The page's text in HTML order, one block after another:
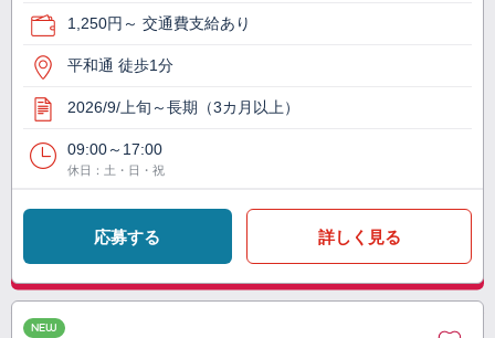
1,250円～ 交通費支給あり
平和通 徒歩1分
2026/9/上旬～長期（3カ月以上）
09:00～17:00
休日：土・日・祝
応募する 詳しく見る
NEW